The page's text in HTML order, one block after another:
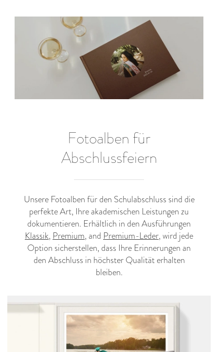
Fotoalben für
Abschlussfeiern
Unsere Fotoalben für den Schulabschluss sind die
perfekte Art, Ihre akademischen Leistungen zu
dokumentieren. Erhältlich in den Ausführungen
Klassik, Premium, and Premium-Leder, wird jede
Option sicherstellen, dass Ihre Erinnerungen an
den Abschluss in höchster Qualität erhalten
bleiben.